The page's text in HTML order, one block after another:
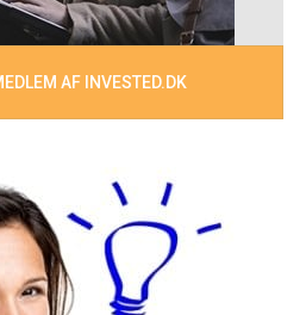
AF INVESTED.DK